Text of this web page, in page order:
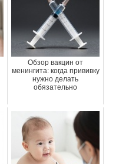
Обзор вакцин от
менингита: когда прививку
нужно делать
обязательно